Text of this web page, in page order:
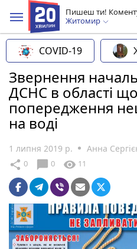
Пишеш ти!
Житомир
COVID-19
Звернення
ДСНС в області
попередження
на воді
1 липня 2019 р. Анна
share 0 chat_bubble 0 visibility 11